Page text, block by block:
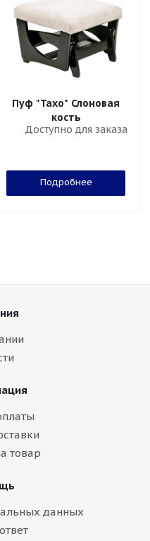
Пуф "Тахо" Слоновая
кость
Доступно для заказа
Подробнее
товар
данных